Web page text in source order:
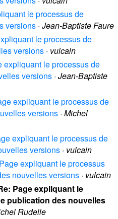
le processus de
versions · Jean-Baptiste Faure
le processus de
versions · vulcain
expliquant le processus de
versions · Jean-Baptiste
expliquant le processus de
versions · Michel
expliquant le processus de
versions · vulcain
expliquant le processus
nouvelles versions · vulcain
Page expliquant le
publication des nouvelles
Rudelle